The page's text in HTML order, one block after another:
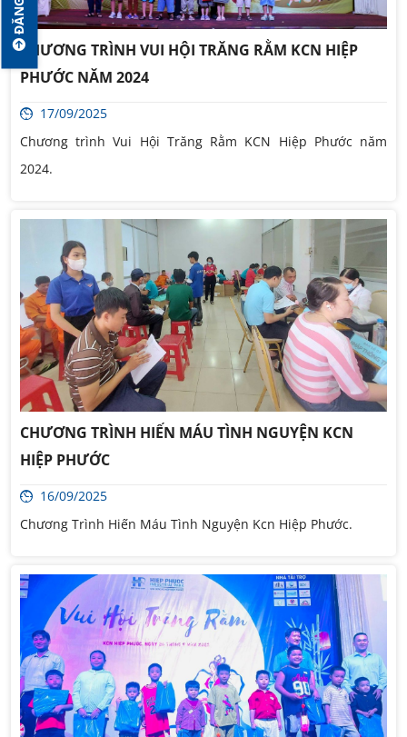
CHƯƠNG TRÌNH VUI HỘI TRĂNG RẰM KCN HIỆP
PHƯỚC NĂM 2024
17/09/2025
Chương trình Vui Hội Trăng Rằm KCN Hiệp Phước năm
2024.
CHƯƠNG TRÌNH HIẾN MÁU TÌNH NGUYỆN KCN
HIỆP PHƯỚC
16/09/2025
Chương Trình Hiến Máu Tình Nguyện Kcn Hiệp Phước.